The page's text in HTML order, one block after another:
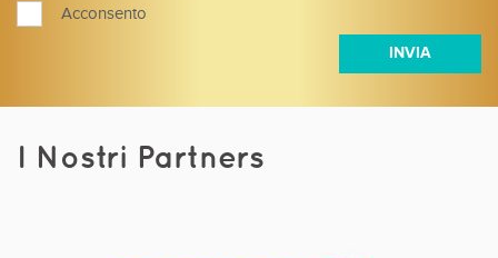
Acconsento
I Nostri Partners